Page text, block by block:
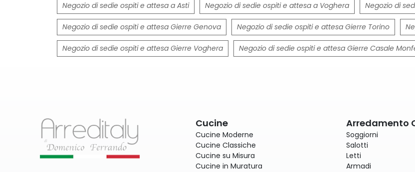
Negozio di sedie ospiti e attesa a Asti Negozio di sedie ospiti e attesa a Voghera Negozio di
Negozio di sedie ospiti e attesa Gierre Genova Negozio di sedie ospiti e attesa Gierre Torino
Negozio di sedie ospiti e attesa Gierre Voghera Negozio di sedie ospiti e attesa Gierre Casale
Cucine
Cucine Moderne
Cucine Classiche
Cucine su Misura
Cucine in Muratura
Arredamento
Soggiorni
Salotti
Letti
Armadi